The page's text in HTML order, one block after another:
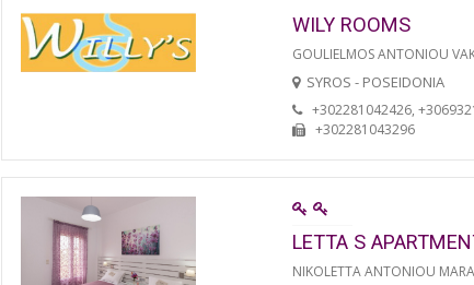
WILY ROOMS
GOULIELMOS ANTONIOU
SYROS - POSEIDONIA
+302281042426,
+302281043296
LETTA S
NIKOLETTA ANTONIOU